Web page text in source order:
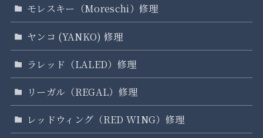
モレスキー（Moreschi）修理
ヤンコ (YANKO) 修理
ラレッド（LALED）修理
リーガル（REGAL）修理
レッドウィング（RED WING）修理